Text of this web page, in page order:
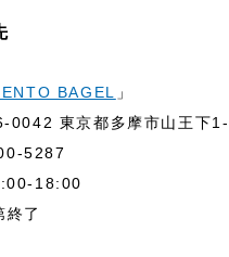
BAGEL
」
0042 東京都多摩市山王下
5287
18:00
終了